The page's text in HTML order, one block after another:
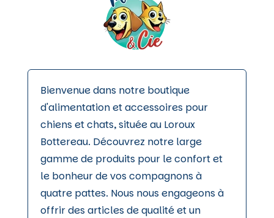
Bienvenue dans notre boutique
d'alimentation et accessoires pour
chiens et chats, située au Loroux
Bottereau. Découvrez notre large
gamme de produits pour le confort et
le bonheur de vos compagnons à
quatre pattes. Nous nous engageons à
offrir des articles de qualité et un